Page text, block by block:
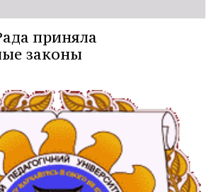
приняла
законы